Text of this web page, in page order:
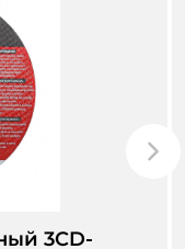
3CD-